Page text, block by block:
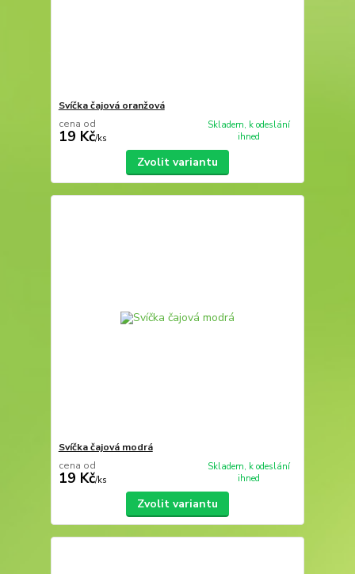
Svíčka čajová oranžová
cena od
19 Kč/ks
Skladem, k odeslání
ihned
Zvolit variantu
Svíčka čajová modrá
cena od
19 Kč/ks
Skladem, k odeslání
ihned
Zvolit variantu